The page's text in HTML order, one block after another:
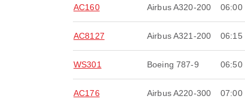
AC160 Airbus A320-200 06:00
AC8127 Airbus A321-200 06:15
WS301 Boeing 787-9 06:50
AC176 Airbus A220-300 07:00